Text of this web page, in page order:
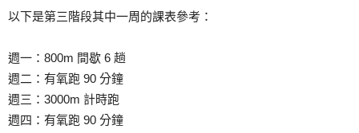
以下是第三階段其中一周的課表參考：
週一：800m 間歇 6 趟
週二：有氧跑 90 分鐘
週三：3000m 計時跑
週四：有氧跑 90 分鐘